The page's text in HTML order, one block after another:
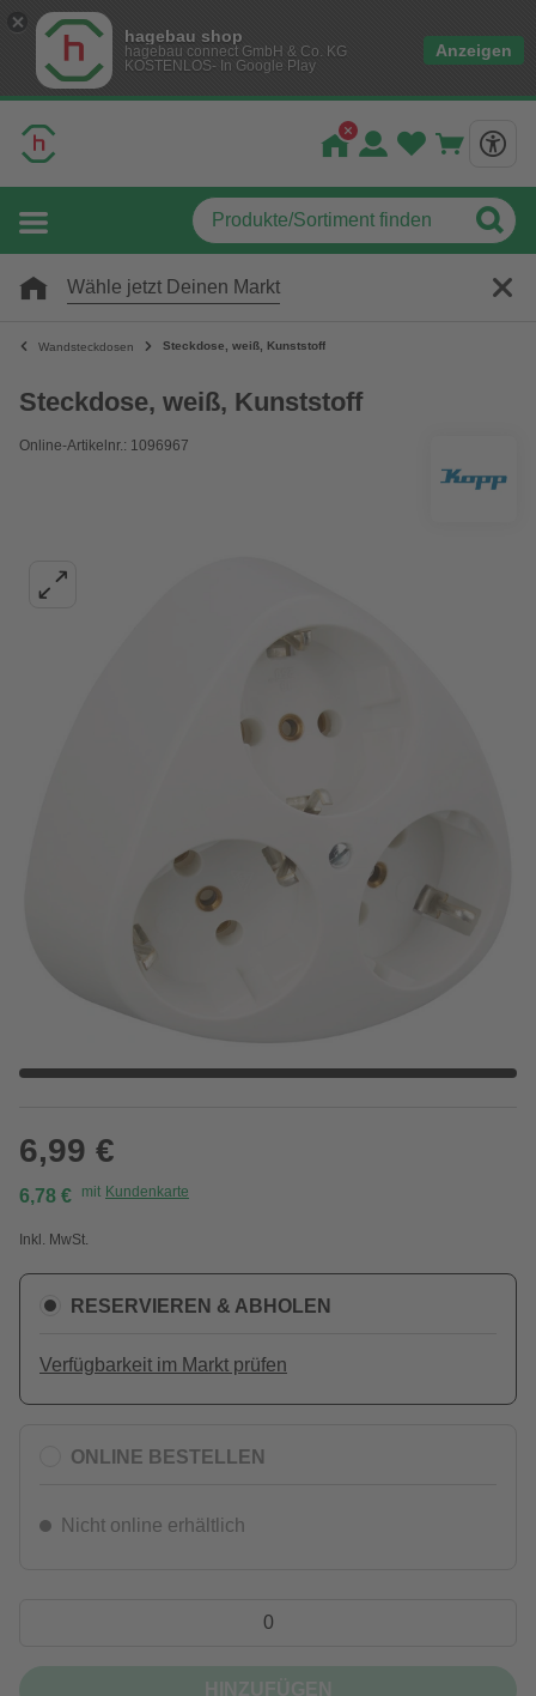
hagebau shop
hagebau connect GmbH & Co. KG
KOSTENLOS- In Google Play
Anzeigen
Wähle jetzt Deinen Markt
Wandsteckdosen Steckdose, weiß, Kunststoff
Steckdose, weiß, Kunststoff
Online-Artikelnr.: 1096967
6,99 €
6,78 € mit Kundenkarte
Inkl. MwSt.
RESERVIEREN & ABHOLEN
Verfügbarkeit im Markt prüfen
ONLINE BESTELLEN
Nicht online erhältlich